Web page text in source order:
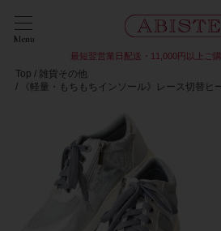
Menu
最短翌営業日配送・11,000円以上ご
Top
雑貨その他
《軽量・もちもちインソール》レース切替ヒ